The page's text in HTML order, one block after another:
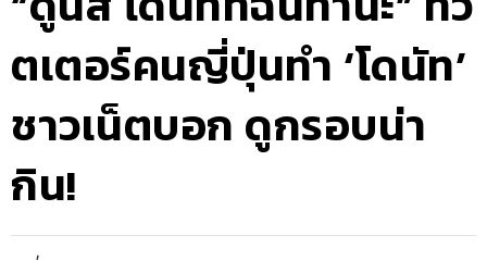
ตเตอร์คนญี่ปุ่นทำ ‘โดนัท’
ชาวเน็ตบอก ดูกรอบน่า
กิน!